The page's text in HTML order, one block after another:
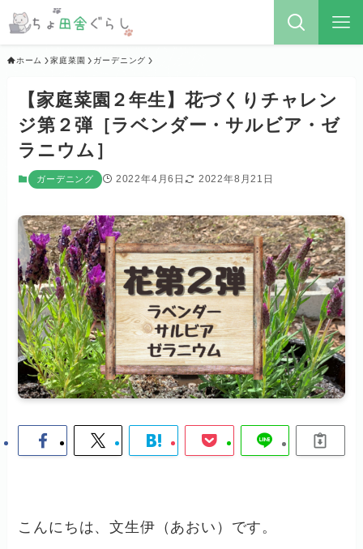
ホーム 家庭菜園 ガーデニング
【家庭菜園２年生】花づくりチャレン
ジ第２弾［ラベンダー・サルビア・ゼ
ラニウム］
ガーデニング 2022年4月6日 2022年8月21日
こんにちは、文生伊（あおい）です。